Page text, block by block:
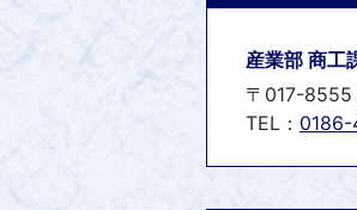
産業部 商工
〒017-8555
TEL： 0186-